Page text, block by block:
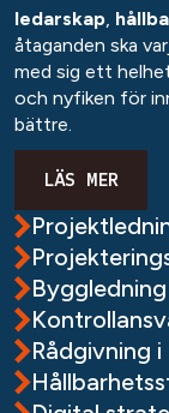
ledarskap,
åtaganden ska
med sig ett
och nyfiken för
bättre.
LÄS MER
Byggledning
Rådgivning